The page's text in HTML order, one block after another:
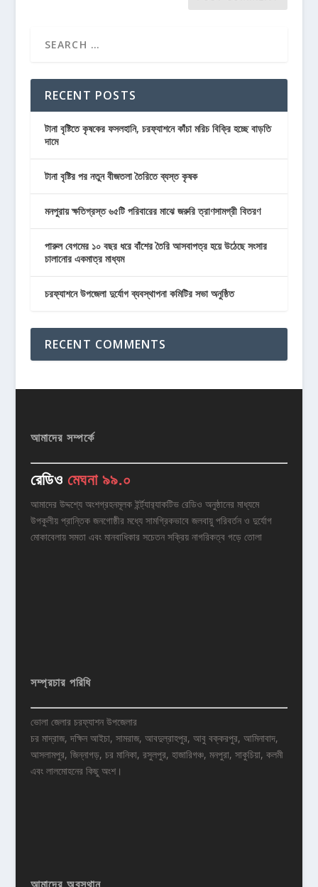
RECENT POSTS
টানা বৃষ্টিতে কৃষকের ফসলহানি, চরফ্যাশনে কাঁচা মরিচ বিক্রি হচ্ছে বাড়তি
দামে
টানা বৃষ্টির পর নতুন বীজতলা তৈরিতে ব্যস্ত কৃষক
মনপুরায় ক্ষতিগ্রস্ত ৬৫টি পরিবারের মাঝে জরুরি ত্রাণসামগ্রী বিতরণ
পারুল বেগমের ১০ বছর ধরে বাঁশের তৈরি আসবাপত্র হয়ে উঠেছে সংসার
চালানোর একমাত্র মাধ্যম
চরফ্যাশনে উপজেলা দুর্যোগ ব্যবস্থাপনা কমিটির সভা অনুষ্ঠিত
RECENT COMMENTS
আমাদের সম্পর্কে
রেডিও মেঘনা ৯৯.০
আমাদের উদ্দশ্যে অংশগ্রহনমূলক ইর্ন্ট্যার‌্যাকটিভ রেডিও অনুষ্ঠানের মাধ্যমে
উপকুলীয় প্রান্তিক জনগোষ্ঠীর মধ্যে সামগ্রিকভাবে জলবায়ু পরিবর্তন ও দুর্যোগ
মোকাবেলায় সমতা এবং মানবাধিকার সচেতন সক্রিয় নাগরিকত্ব গড়ে তোলা
সম্প্রচার পরিধি
ভোলা জেলার চরফ্যাশন উপজেলার
চর মাদ্রাজ, দক্ষিন আইচা, সামরাজ, আবদুল্রাহপুর, আবু বক্করপুর, আমিনাবাদ,
আসলামপুর, জিন্নাগড়, চর মানিকা, রসুলপুর, হাজারিগঞ্চ, মনপুরা, সাকুচিয়া, কলমী
এবং লালমোহনের কিছু অংশ।